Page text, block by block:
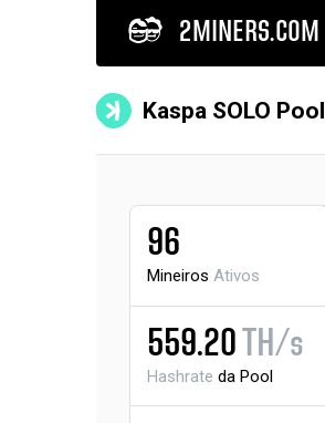
2MINERS.COM
Kaspa SOLO Pool
96
Mineiros Ativos
559.20TH/s
Hashrate da Pool